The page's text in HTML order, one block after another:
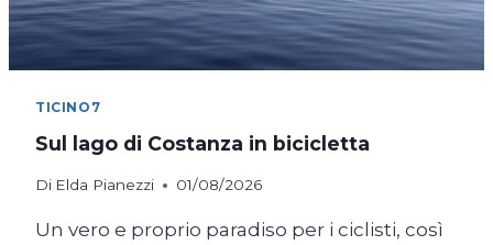
TICINO7
Sul lago di Costanza in bicicletta
Di Elda Pianezzi 01/08/2026
Un vero e proprio paradiso per i ciclisti, così